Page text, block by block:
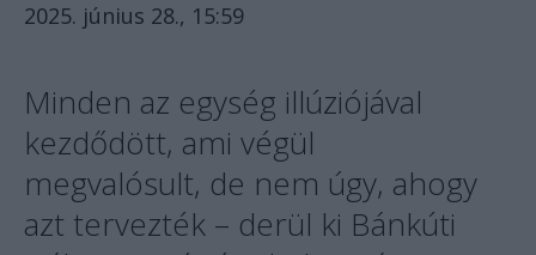
2025. június 28., 15:59
Minden az egység illúziójával
kezdődött, ami végül
megvalósult, de nem úgy, ahogy
azt tervezték – derül ki Bánkúti